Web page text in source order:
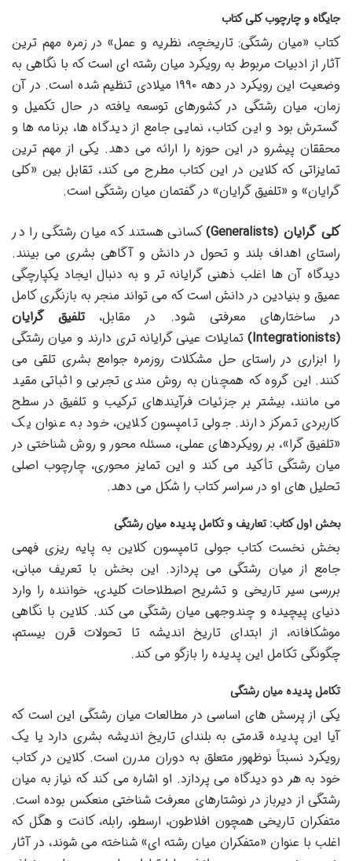
جایگاه و چارچوب کلی کتاب
کتاب «میان رشتگی: تاریخچه، نظریه و عمل» در زمره مهم ترین
آثار از ادبیات مربوط به رویکرد میان رشته ای است که با نگاهی به
وضعیت این رویکرد در دهه ۱۹۹۰ میلادی تنظیم شده است. در آن
زمان، میان رشتگی در کشورهای توسعه یافته در حال تکمیل و
گسترش بود و این کتاب، نمایی جامع از دیدگاه ها، برنامه ها و
محققان پیشرو در این حوزه را ارائه می دهد. یکی از مهم ترین
تمایزاتی که کلاین در این کتاب مطرح می کند، تقابل بین «کلی
گرایان» و «تلفیق گرایان» در گفتمان میان رشتگی است.
کلی گرایان (Generalists)
کسانی هستند که میان رشتگی را در
راستای اهداف بلند و تحول در دانش و آگاهی بشری می بینند.
دیدگاه آن ها اغلب ذهنی گرایانه تر و به دنبال ایجاد یکپارچگی
عمیق و بنیادین در دانش است که می تواند منجر به بازنگری کامل
در ساختارهای معرفتی شود. در مقابل،تلفیق گرایان
(Integrationists)
تمایلات عینی گرایانه تری دارند و میان رشتگی
را ابزاری در راستای حل مشکلات روزمره جوامع بشری تلقی می
کنند. این گروه که همچنان به روش مندی تجربی و اثباتی مقید
می مانند، بیشتر بر جزئیات فرآیندهای ترکیب و تلفیق در سطح
کاربردی تمرکز دارند. جولی تامپسون کلاین، خود به عنوان یک
«تلفیق گرا»، بر رویکردهای عملی، مسئله محور و روش شناختی در
میان رشتگی تأکید می کند و این تمایز محوری، چارچوب اصلی
تحلیل های او در سراسر کتاب را شکل می دهد.
بخش اول کتاب: تعاریف و تکامل پدیده میان رشتگی
بخش نخست کتاب جولی تامپسون کلاین به پایه ریزی فهمی
جامع از میان رشتگی می پردازد. این بخش با تعریف مبانی،
بررسی سیر تاریخی و تشریح اصطلاحات کلیدی، خواننده را وارد
دنیای پیچیده و چندوجهی میان رشتگی می کند. کلاین با نگاهی
موشکافانه، از ابتدای تاریخ اندیشه تا تحولات قرن بیستم،
چگونگی تکامل این پدیده را بازگو می کند.
تکامل پدیده میان رشتگی
یکی از پرسش های اساسی در مطالعات میان رشتگی این است که
آیا این پدیده قدمتی به بلندای تاریخ اندیشه بشری دارد یا یک
رویکرد نسبتاً نوظهور متعلق به دوران مدرن است. کلاین در کتاب
خود به هر دو دیدگاه می پردازد. او اشاره می کند که نیاز به میان
رشتگی از دیرباز در نوشتارهای معرفت شناختی منعکس بوده است.
متفکران تاریخی همچون افلاطون، ارسطو، رابله، کانت و هگل که
اغلب با عنوان «متفکران میان رشته ای» شناخته می شوند، در آثار